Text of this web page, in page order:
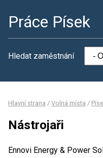
Práce Písek
Hledat zaměstnání
Hlavní strana / Volná místa /
Nástrojaři
Ennovi Energy & Power